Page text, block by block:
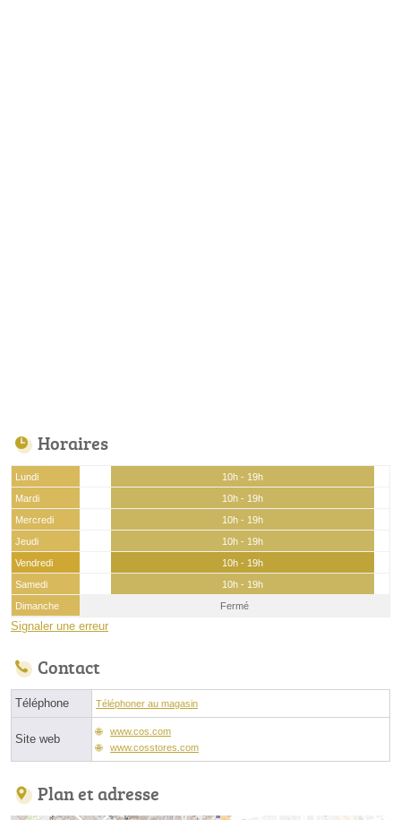
Horaires
Lundi
10h - 19h
Mardi
10h - 19h
Mercredi
10h - 19h
Jeudi
10h - 19h
Vendredi
10h - 19h
Samedi
10h - 19h
Dimanche
Fermé
Signaler une erreur
Contact
Téléphone Téléphoner au magasin
Site web
www.cos.com
www.cosstores.com
Plan et adresse